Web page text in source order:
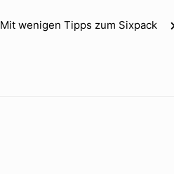
Mit wenigen Tipps zum Sixpack